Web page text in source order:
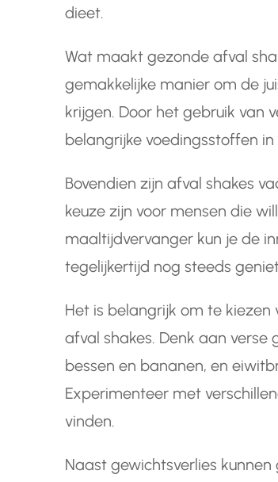
dieet.
Wat maakt gezonde afval
gemakkelijke manier om de
krijgen. Door het gebruik van
belangrijke voedingsstoffen
Bovendien zijn afval shakes
keuze zijn voor mensen die
maaltijdvervanger kun je de
tegelijkertijd nog steeds
Het is belangrijk om te
afval shakes. Denk aan verse
bessen en bananen, en
Experimenteer met
vinden.
Naast gewichtsverlies